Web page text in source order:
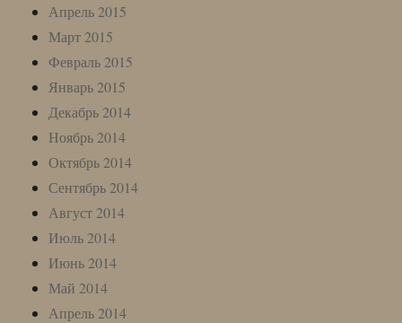
Апрель 2015
Март 2015
Февраль 2015
Январь 2015
Декабрь 2014
Ноябрь 2014
Октябрь 2014
Сентябрь 2014
Август 2014
Июль 2014
Июнь 2014
Май 2014
Апрель 2014